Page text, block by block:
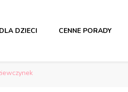
DLA DZIECI CENNE PORADY